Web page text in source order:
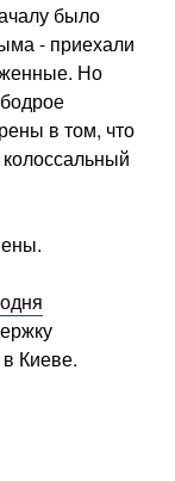
было
- приехали
Но
в том, что
Киеве.